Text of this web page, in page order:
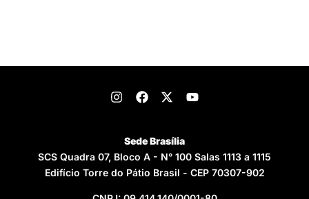
Sede Brasília
SCS Quadra 07, Bloco A - N° 100 Salas 1113 a 1115
Edifício Torre do Pátio Brasil - CEP 70307-902